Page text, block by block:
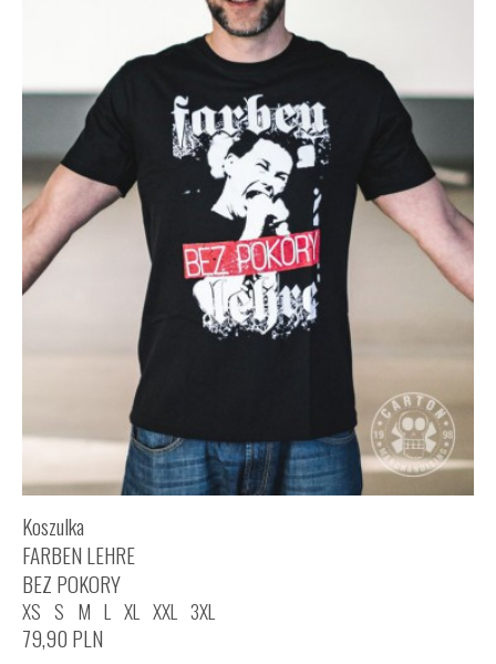
Koszulka
FARBEN LEHRE
BEZ POKORY
XS S M L XL XXL 3XL
79,90 PLN